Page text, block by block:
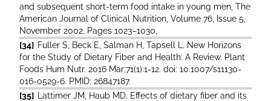
and subsequent short-term food intake in young men, The
American Journal of Clinical Nutrition, Volume 76, Issue 5,
November 2002, Pages 1023–1030,
[34] Fuller S, Beck E, Salman H, Tapsell L. New Horizons
for the Study of Dietary Fiber and Health: A Review. Plant
Foods Hum Nutr. 2016 Mar;71(1):1-12. doi: 10.1007/s11130-
016-0529-6. PMID: 26847187.
[35]
Lattimer JM, Haub MD. Effects of dietary fiber and its